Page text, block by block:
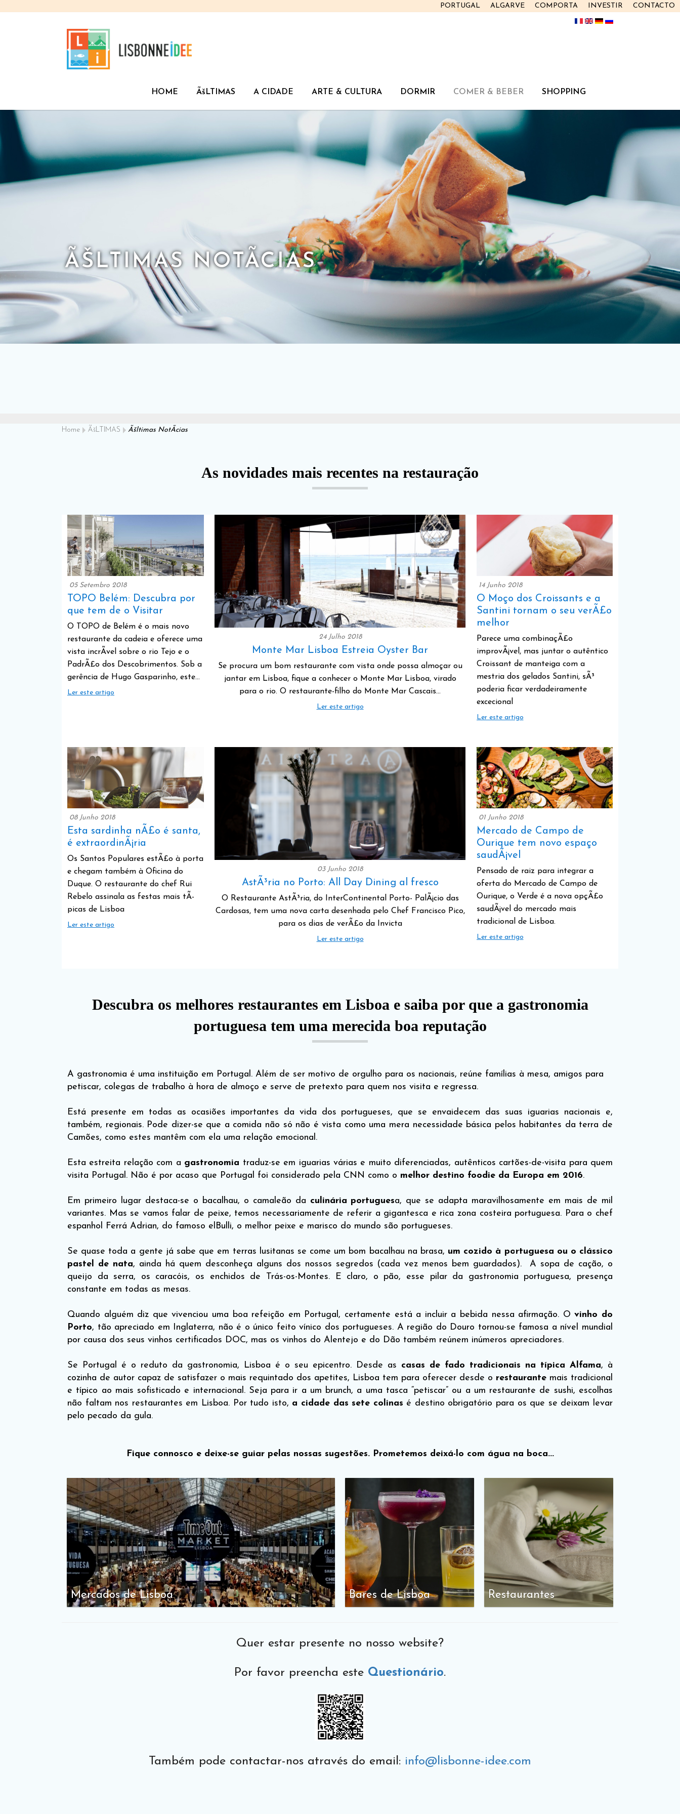
CONTACTO
INVESTIR
COMPORTA
ALGARVE
PORTUGAL
HOME ÃšLTIMAS A CIDADE ARTE & CULTURA DORMIR COMER & BEBER SHOPPING
ÃŠLTIMAS NOTÃ­CIAS
Home ÃšLTIMAS Ãšltimas NotÃ­cias
As novidades mais recentes na restauração
05 Setembro 2018
TOPO Belém: Descubra por
que tem de o Visitar
O TOPO de Belém é o mais novo
restaurante da cadeia e oferece uma
vista incrÃ­vel sobre o rio Tejo e o
PadrÃ£o dos Descobrimentos. Sob a
gerência de Hugo Gasparinho, este…
Ler este artigo
24 Julho 2018
Monte Mar Lisboa Estreia Oyster Bar
Se procura um bom restaurante com vista onde possa almoçar ou
jantar em Lisboa, fique a conhecer o Monte Mar Lisboa, virado
para o rio. O restaurante-filho do Monte Mar Cascais…
Ler este artigo
14 Junho 2018
O Moço dos Croissants e a
Santini tornam o seu verÃ£o
melhor
Parece uma combinaçÃ£o
improvÃ¡vel, mas juntar o autêntico
Croissant de manteiga com a
mestria dos gelados Santini, sÃ³
poderia ficar verdadeiramente
excecional
Ler este artigo
08 Junho 2018
Esta sardinha nÃ£o é santa,
é extraordinÃ¡ria
Os Santos Populares estÃ£o à porta
e chegam também à Oficina do
Duque. O restaurante do chef Rui
Rebelo assinala as festas mais tÃ­
picas de Lisboa
Ler este artigo
03 Junho 2018
AstÃ³ria no Porto: All Day Dining al fresco
O Restaurante AstÃ³ria, do InterContinental Porto- PalÃ¡cio das
Cardosas, tem uma nova carta desenhada pelo Chef Francisco Pico,
para os dias de verÃ£o da Invicta
Ler este artigo
01 Junho 2018
Mercado de Campo de
Ourique tem novo espaço
saudÃ¡vel
Pensado de raiz para integrar a
oferta do Mercado de Campo de
Ourique, o Verde é a nova opçÃ£o
saudÃ¡vel do mercado mais
tradicional de Lisboa.
Ler este artigo
Descubra os melhores restaurantes em Lisboa e saiba por que a gastronomia
portuguesa tem uma merecida boa reputação
A gastronomia é uma instituição em Portugal. Além de ser motivo de orgulho para os nacionais, reúne famílias à mesa, amigos para
petiscar, colegas de trabalho à hora de almoço e serve de pretexto para quem nos visita e regressa.
Está presente em todas as ocasiões importantes da vida dos portugueses, que se envaidecem das suas iguarias nacionais e,
também, regionais. Pode dizer-se que a comida não só não é vista como uma mera necessidade básica pelos habitantes da terra de
Camões, como estes mantêm com ela uma relação emocional.
Esta estreita relação com a gastronomia traduz-se em iguarias várias e muito diferenciadas, autênticos cartões-de-visita para quem
visita Portugal. Não é por acaso que Portugal foi considerado pela CNN como o melhor destino foodie da Europa em 2016.
Em primeiro lugar destaca-se o bacalhau, o camaleão da culinária portuguesa, que se adapta maravilhosamente em mais de mil
variantes. Mas se vamos falar de peixe, temos necessariamente de referir a gigantesca e rica zona costeira portuguesa. Para o chef
espanhol Ferrá Adrian, do famoso elBulli, o melhor peixe e marisco do mundo são portugueses.
Se quase toda a gente já sabe que em terras lusitanas se come um bom bacalhau na brasa, um cozido à portuguesa ou o clássico
pastel de nata, ainda há quem desconheça alguns dos nossos segredos (cada vez menos bem guardados). A sopa de cação, o
queijo da serra, os caracóis, os enchidos de Trás-os-Montes. E claro, o pão, esse pilar da gastronomia portuguesa, presença
constante em todas as mesas.
Quando alguém diz que vivenciou uma boa refeição em Portugal, certamente está a incluir a bebida nessa afirmação. Ovinho do
Porto, tão apreciado em Inglaterra, não é o único feito vínico dos portugueses. A região do Douro tornou-se famosa a nível mundial
por causa dos seus vinhos certificados DOC, mas os vinhos do Alentejo e do Dão também reúnem inúmeros apreciadores.
Se Portugal é o reduto da gastronomia, Lisboa é o seu epicentro. Desde as casas de fado tradicionais na típica Alfama, à
cozinha de autor capaz de satisfazer o mais requintado dos apetites, Lisboa tem para oferecer desde o restaurante mais tradicional
e típico ao mais sofisticado e internacional. Seja para ir a um brunch, a uma tasca “petiscar” ou a um restaurante de sushi, escolhas
não faltam nos restaurantes em Lisboa. Por tudo isto, a cidade das sete colinas é destino obrigatório para os que se deixam levar
pelo pecado da gula.
Fique connosco e deixe-se guiar pelas nossas sugestões. Prometemos deixá-lo com água na boca...
Mercados de Lisboa Bares de Lisboa Restaurantes
Quer estar presente no nosso website?
Por favor preencha este Questionário.
Também pode contactar-nos através do email: info@lisbonne-idee.com